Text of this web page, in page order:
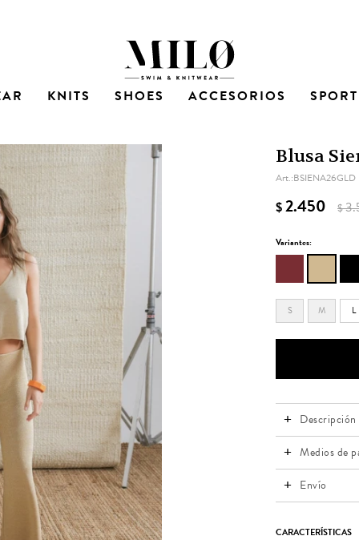
KNITS SHOES ACCESORIOS SPORT
Blusa
BSIENA26GLD
$2.450 $
Variantes:
S M L
Descripción
Medios de
Envío
CARACTERÍSTICAS